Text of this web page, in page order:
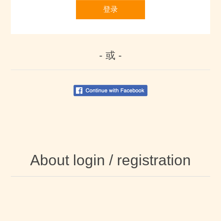
登录
- 或 -
About login / registration